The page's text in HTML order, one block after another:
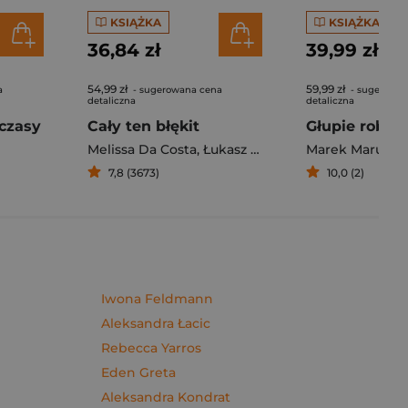
KSIĄŻKA
36,84 zł
54,99 zł - sugerowana cena
detaliczna
Cały ten błękit
Melissa Da Costa, Łukasz Müller
7,8 (3673)
KSIĄŻKA
39,99 zł
59,99 zł -
detaliczna
Marek
10,0 (2)
Iwona Feldmann
Aleksandra Łacic
Rebecca Yarros
Eden Greta
Aleksandra Kondrat